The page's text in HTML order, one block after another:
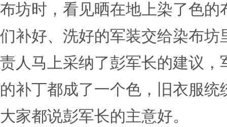
布坊时，看见晒在地上染了色的
们补好、洗好的军装交给染布坊
责人马上采纳了彭军长的建议，
的补丁都成了一个色，旧衣服统
大家都说彭军长的主意好。